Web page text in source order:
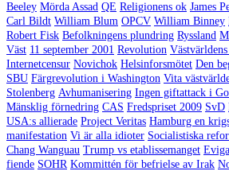
Beeley Mörda Assad QE Religionens ok James
Carl Bildt William Blum OPCV William Binney
Robert Fisk Befolkningens plundring Ryssland
Väst 11 september 2001 Revolution
Internetcensur Novichok Helsinforsmötet Den
SBU Färgrevolution i Washington Vita
Stolenberg Avhumanisering Ingen giftattack i
Mänsklig förnedring CAS Fredspriset 2009 SvD
USA:s allierade Project Veritas Hamburg en
manifestation Vi är alla idioter Socialistiska
Chang Wanguau Trump vs etablissemanget
fiende SOHR Kommittén för befrielse av Irak